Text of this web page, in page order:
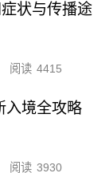
状与传播途
阅读 4415
入境全攻略
阅读 3930